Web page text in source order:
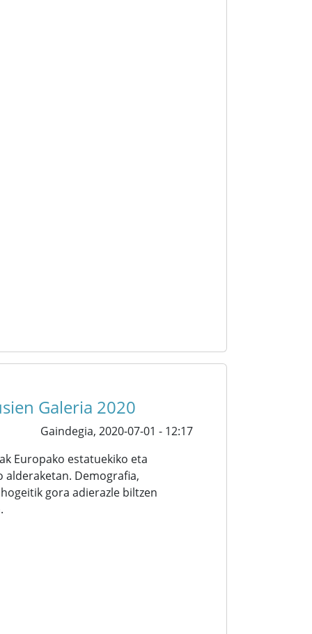
Galeria 2020
Gaindegia, 2020-07-01 - 12:17
Europako estatuekiko eta
alderaketan. Demografia,
gora adierazle biltzen